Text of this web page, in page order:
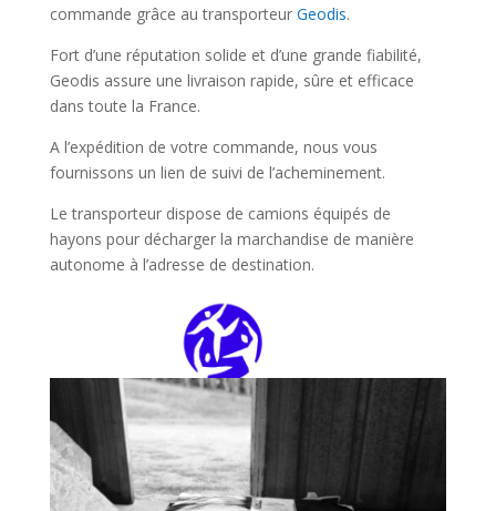
commande grâce au transporteur Geodis.
Fort d’une réputation solide et d’une grande fiabilité,
Geodis assure une livraison rapide, sûre et efficace
dans toute la France.
A l’expédition de votre commande, nous vous
fournissons un lien de suivi de l’acheminement.
Le transporteur dispose de camions équipés de
hayons pour décharger la marchandise de manière
autonome à l’adresse de destination.